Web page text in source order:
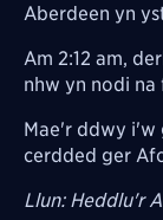
Aberdeen yn
Am 2:12 am,
nhw yn nodi
Mae'r ddwy i'w
cerdded ger
Llun: Heddlu'r